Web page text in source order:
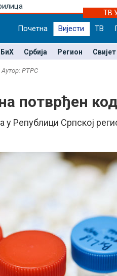
ТВ
Почетна Вијести ТВ
БиХ Србија Регион Свијет
РТРС
потврђен
Републици Српској